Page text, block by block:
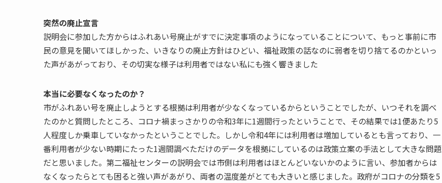
突然の廃止宣言
説明会に参加した方からはふれあい号廃止がすでに決定事項のようになっていることについて、もっと事前に市
民の意見を聞いてほしかった、いきなりの廃止方針はひどい、福祉政策の話なのに弱者を切り捨てるのかといっ
た声があがっており、その切実な様子は利用者ではない私にも強く響きました
本当に必要なくなったのか？
市がふれあい号を廃止しようとする根拠は利用者が少なくなっているからということでしたが、いつそれを調べ
たのかと質問したところ、コロナ禍まっさかりの令和3年に1週間行ったということで、その結果では1便あたり5
人程度しか乗車していなかったということでした。しかし令和4年には利用者は増加しているとも言っており、一
番利用者が少ない時期にたった1週間調べただけのデータを根拠にしているのは政策立案の手法として大きな問題
だと思いました。第二福祉センターの説明会では市側は利用者はほとんどいないかのように言い、参加者からは
なくなったらとても困ると強い声があがり、両者の温度差がとても大きいと感じました。政府がコロナの分類を5